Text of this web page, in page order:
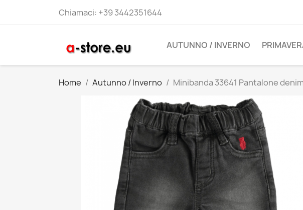
Chiamaci: +39 3442351644
AUTUNNO / INVERNO
Home Autunno / Inverno Minibanda 33641 Pantalone